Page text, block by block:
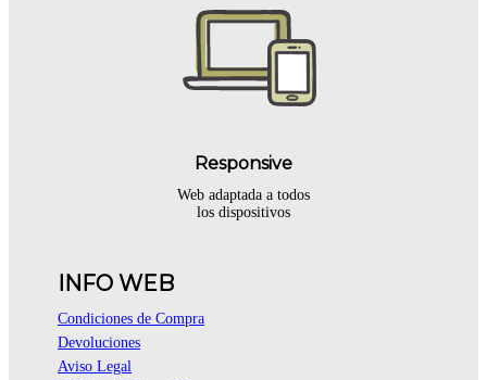
Responsive
Web adaptada a todos
los dispositivos
INFO WEB
Condiciones de Compra
Devoluciones
Aviso Legal